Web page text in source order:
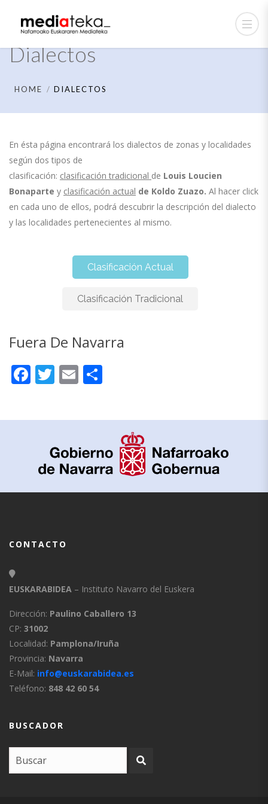
Dialectos
HOME DIALECTOS
En ésta página encontrará los dialectos de zonas y localidades
según dos tipos de
clasificación: clasificación tradicional de Louis Loucien
Bonaparte y clasificación actual de Koldo Zuazo. Al hacer click
en cada uno de ellos, podrá descubrir la descripción del dialecto
y las localidades pertenecientes al mismo.
Clasificación Actual
Clasificación Tradicional
Fuera De Navarra
Fuera De Navarra
Facebook
Twitter
Email
CONTACTO
EUSKARABIDEA – Instituto Navarro del Euskera
Dirección: Paulino Caballero 13
CP: 31002
Localidad: Pamplona/Iruña
Provincia: Navarra
E-Mail: info@euskarabidea.es
Teléfono: 848 42 60 54
BUSCADOR